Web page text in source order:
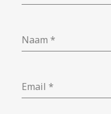
Naam*
Email*